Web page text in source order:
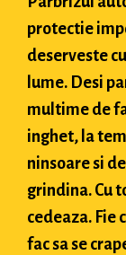
protectie
deserveste
lume. Desi
multime de
inghet, la
ninsoare si
grindina. Cu
cedeaza. Fie
fac sa se